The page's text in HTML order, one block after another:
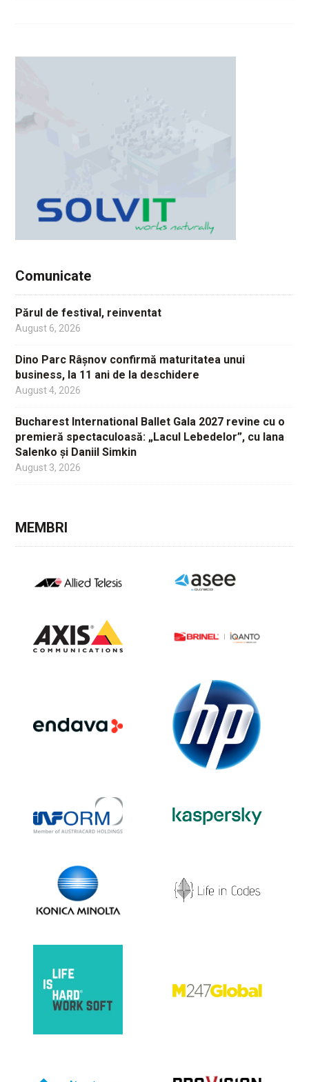
Comunicate
Părul de festival, reinventat
August 6, 2026
Dino Parc Râșnov confirmă maturitatea unui
business, la 11 ani de la deschidere
August 4, 2026
Bucharest International Ballet Gala 2027 revine cu o
premieră spectaculoasă: „Lacul Lebedelor”, cu Iana
Salenko și Daniil Simkin
August 3, 2026
MEMBRI